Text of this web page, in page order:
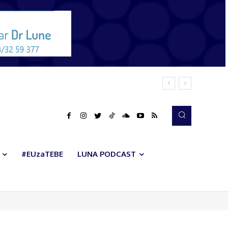
#EUzaTEBE LUNA PODCAST